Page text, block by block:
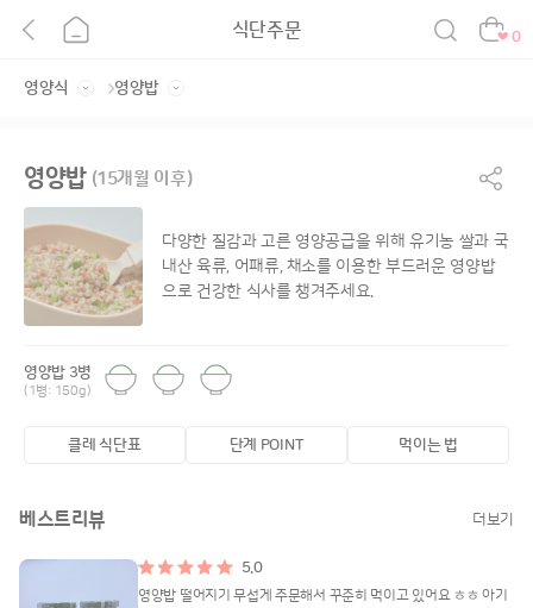
식단주문 0
영양밥 (15개월 이후)
다양한 질감과 고른 영양공급을 위해 유기농 쌀과 국
내산 육류, 어패류, 채소를 이용한부드러운 영양밥
으로 건강한 식사를 챙겨주세요.
영양밥 3병
(1병: 150g)
클레 식단표 단계 POINT 먹이는 법
베스트리뷰 더보기
5.0
영양밥 떨어지기 무섭게 주문해서 꾸준히 먹이고 있어요 ㅎㅎ 아기